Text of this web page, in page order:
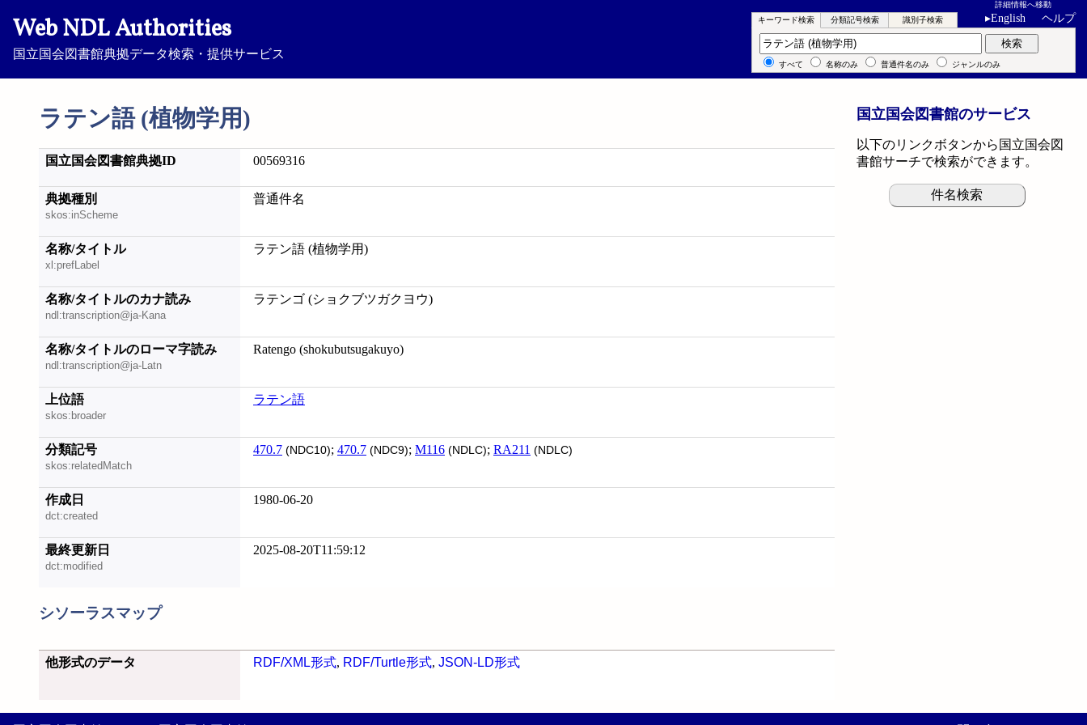
Web NDL Authorities
国立国会図書館典拠データ検索・提供サービス
詳細情報へ移動
▸English ヘルプ
ラテン語 (植物学用)
キーワード検索 分類記号検索 識別子検索
キーワード検索 検索
すべて 名称のみ 普通件名のみ ジャンルのみ
国立国会図書館典拠ID 00569316
典拠種別
skos:inScheme
普通件名
名称/タイトル
xl:prefLabel
ラテン語 (植物学用)
名称/タイトルのカナ読み
ndl:transcription@ja-Kana
ラテンゴ (ショクブツガクヨウ)
名称/タイトルのローマ字読み
ndl:transcription@ja-Latn
Ratengo (shokubutsugakuyo)
上位語
skos:broader
ラテン語
分類記号
skos:relatedMatch
470.7 (NDC10); 470.7 (NDC9); M116 (NDLC); RA211 (NDLC)
作成日
dct:created
1980-06-20
最終更新日
dct:modified
2025-08-20T11:59:12
シソーラスマップ
他形式のデータ RDF/XML形式, RDF/Turtle形式, JSON-LD形式
国立国会図書館のサービス
以下のリンクボタンから国立国会図
書館サーチで検索ができます。
件名検索